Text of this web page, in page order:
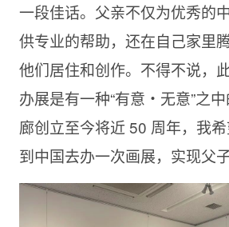
一段佳话。父亲不仅为优秀的
供专业的帮助，还在自己家里
他们居住和创作。不得不说，
办展是有一种“有意・无意”之
廊创立至今将近 50 周年，我
到中国去办一次画展，实现父